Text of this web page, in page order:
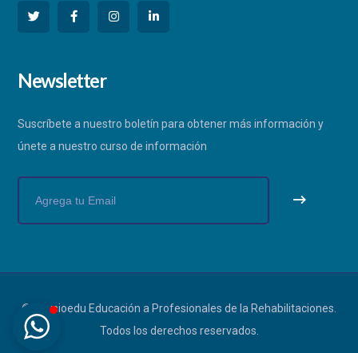
Respondemos a la brevedad
Newsletter
Suscríbete a nuestro boletín para obtener más información y
únete a nuestro curso de información
© Physioedu Educación a Profesionales de la Rehabilitaciones.
Todos los derechos reservados.